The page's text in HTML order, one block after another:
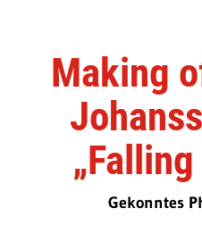
Making
Gekonntes